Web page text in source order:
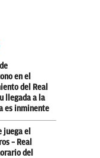
en el
del Real
llegada a la
es inminente
juega el
– Real
del